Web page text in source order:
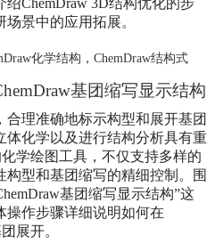
景中的应用拓展。
化学结构 ， ChemDraw结构式
基团缩写显示结构
理准确地标示构型和展开基团
体化学以及进行结构分析具有重
学绘图工具，不仅支持多样的
型和基团缩写的精细控制。围
基团缩写显示结构”这
操作步骤详细说明如何在
展开。